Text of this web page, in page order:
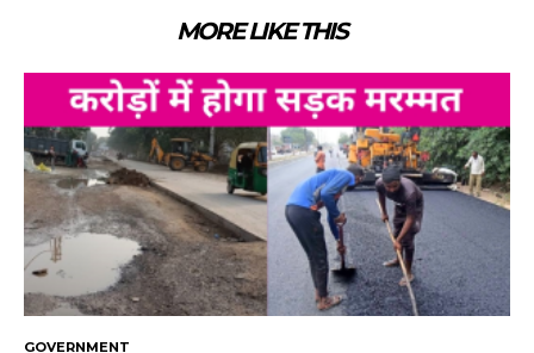
MORE LIKE THIS
GOVERNMENT